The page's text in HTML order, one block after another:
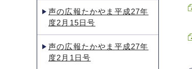
声の広報たかやま平成27年
度2月15日号
声の広報たかやま平成27年
度2月1日号